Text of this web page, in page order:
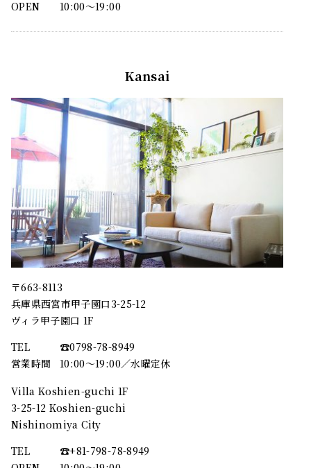
OPEN
10:00〜19:00
Kansai
〒663-8113
兵庫県西宮市甲子園口3-25-12
ヴィラ甲子園口 1F
TEL
☎︎0798-78-8949
営業時間
10:00～19:00／水曜定休
Villa Koshien-guchi 1F
3-25-12 Koshien-guchi
Nishinomiya City
TEL
☎︎+81-798-78-8949